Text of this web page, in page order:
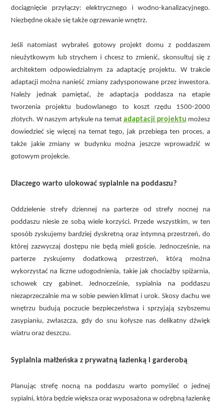
dociągnięcie przyłączy: elektrycznego i wodno-kanalizacyjnego.
Niezbędne okaże się także ogrzewanie wnętrz.
Jeśli natomiast wybrałeś gotowy projekt domu z poddaszem
nieużytkowym lub strychem i chcesz to zmienić, skonsultuj się z
architektem odpowiedzialnym za adaptację projektu. W trakcie
adaptacji można nanieść zmiany zadysponowane przez inwestora.
Należy jednak pamiętać, że adaptacja poddasza na etapie
tworzenia projektu budowlanego to koszt rzędu 1500-2000
złotych. W naszym artykule na temat adaptacji projektu możesz
dowiedzieć się więcej na temat tego, jak przebiega ten proces, a
także jakie zmiany w budynku można jeszcze wprowadzić w
gotowym projekcie.
Dlaczego warto ulokować sypialnie na poddaszu?
Oddzielenie strefy dziennej na parterze od strefy nocnej na
poddaszu niesie ze sobą wiele korzyści. Przede wszystkim, w ten
sposób zyskujemy bardziej dyskretną oraz intymną przestrzeń, do
której zazwyczaj dostępu nie będą mieli goście. Jednocześnie, na
parterze zyskujemy dodatkową przestrzeń, którą można
wykorzystać na liczne udogodnienia, takie jak chociażby spiżarnia,
schowek czy gabinet. Jednocześnie, sypialnia na poddaszu
niezaprzeczalnie ma w sobie pewien klimat i urok. Skosy dachu we
wnętrzu budują poczucie bezpieczeństwa i sprzyjają szybszemu
zasypianiu, zwłaszcza, gdy do snu kołysze nas delikatny dźwięk
wiatru oraz deszczu.
Sypialnia małżeńska z prywatną łazienką i garderobą
Planując strefę nocną na poddaszu warto pomyśleć o jednej
sypialni, która będzie większa oraz wyposażona w odrębną łazienkę